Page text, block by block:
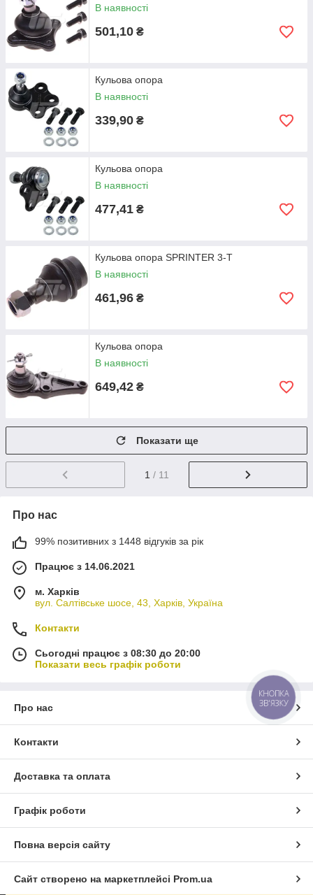
В наявності
501,10 ₴
Кульова опора
В наявності
339,90 ₴
Кульова опора
В наявності
477,41 ₴
Кульова опора SPRINTER 3-T
В наявності
461,96 ₴
Кульова опора
В наявності
649,42 ₴
Показати ще
1 / 11
Про нас
99% позитивних з 1448 відгуків за рік
Працює з 14.06.2021
м. Харків
вул. Салтівське шосе, 43, Харків, Україна
Контакти
Сьогодні працює з 08:30 до 20:00
Показати весь графік роботи
Про нас
Контакти
Доставка та оплата
Графік роботи
Повна версія сайту
Сайт створено на маркетплейсі Prom.ua
КНОПКА
ЗВ'ЯЗКУ